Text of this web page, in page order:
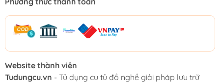
Website thành viên
Tudungcu.vn - Tủ dụng cụ tủ đồ nghề giải pháp lưu trữ